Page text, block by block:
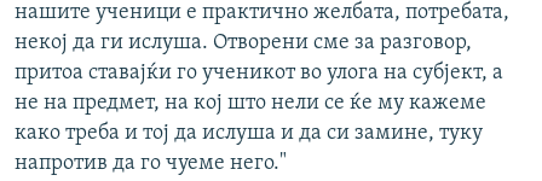
нашите ученици е практично желбата, потребата,
некој да ги ислуша. Отворени сме за разговор,
притоа ставајќи го ученикот во улога на субјект, а
не на предмет, на кој што нели се ќе му кажеме
како треба и тој да ислуша и да си замине, туку
напротив да го чуеме него."